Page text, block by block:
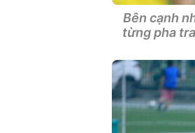
Bên cạnh
từng pha